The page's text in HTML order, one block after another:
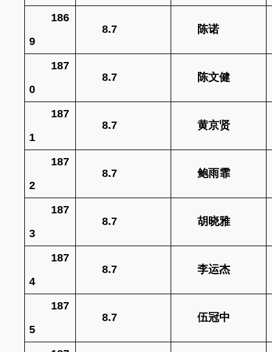
186
9
8.7 陈诺
187
0
8.7 陈文健
187
1
8.7 黄京贤
187
2
8.7 鲍雨霏
187
3
8.7 胡晓雅
187
4
8.7 李运杰
187
5
8.7 伍冠中